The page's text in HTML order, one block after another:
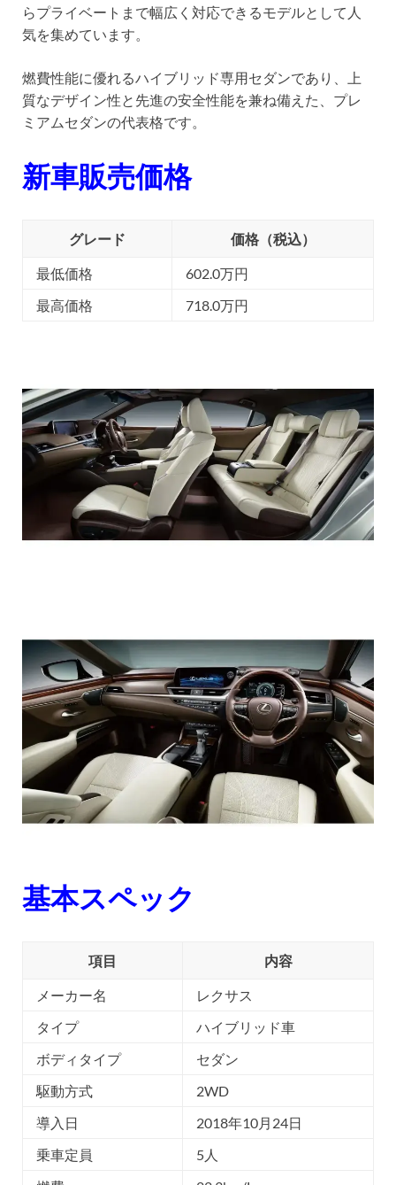
らプライベートまで幅広く対応できるモデルとして人
気を集めています。
燃費性能に優れるハイブリッド専用セダンであり、上
質なデザイン性と先進の安全性能を兼ね備えた、プレ
ミアムセダンの代表格です。
新車販売価格
グレード 価格（税込）
最低価格
602.0万円
最高価格
718.0万円
基本スペック
項目 内容
メーカー名
レクサス
タイプ
ハイブリッド車
ボディタイプ
セダン
駆動方式
2WD
導入日
2018年10月24日
乗車定員
5人